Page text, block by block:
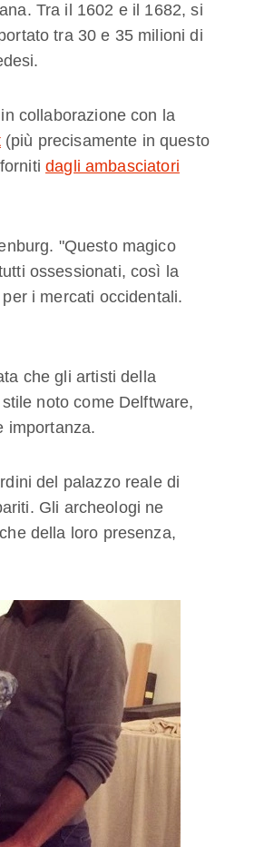
Tra il 1602 e il 1682, si
tra 30 e 35 milioni di
collaborazione con la
(più precisamente in questo
fornitidagli ambasciatori
"Questo magico
ossessionati, così la
i mercati occidentali.
che gli artisti della
noto come Delftware,
importanza.
del palazzo reale di
Gli archeologi ne
della loro presenza,